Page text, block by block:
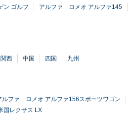
ン ゴルフ アルファ ロメオ アルファ145
関西 中国 四国 九州
ルファ ロメオ アルファ156スポーツワゴン
国レクサス LX